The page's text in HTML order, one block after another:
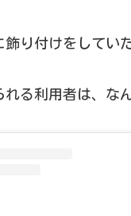
り付けをしてい
れる利用者は、な